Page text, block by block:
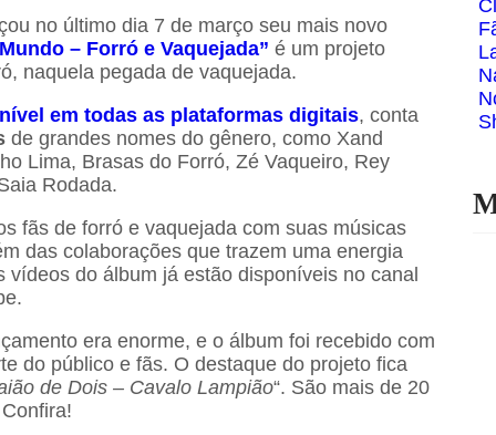
no último dia 7 de março seu mais novo
– Forró e Vaquejada” é um projeto
naquela pegada de vaquejada.
em todas as plataformas digitais, conta
de grandes nomes do gênero, como Xand
Lima, Brasas do Forró, Zé Vaqueiro, Rey
Rodada.
fãs de forró e vaquejada com suas músicas
das colaborações que trazem uma energia
vídeos do álbum já estão disponíveis no canal
era enorme, e o álbum foi recebido com
do público e fãs. O destaque do projeto fica
de Dois – Cavalo Lampião“. São mais de 20